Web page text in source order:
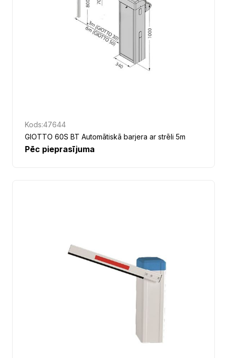
Kods:47644
GIOTTO 60S BT Automātiskā barjera ar strēli 5m
Pēc pieprasījuma